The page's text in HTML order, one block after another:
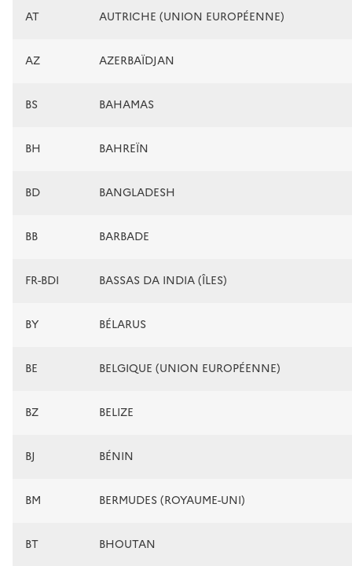
AT AUTRICHE (UNION EUROPÉENNE)
AZ AZERBAÏDJAN
BS BAHAMAS
BH BAHREÏN
BD BANGLADESH
BB BARBADE
FR-BDI BASSAS DA INDIA (ÎLES)
BY BÉLARUS
BE BELGIQUE (UNION EUROPÉENNE)
BZ BELIZE
BJ BÉNIN
BM BERMUDES (ROYAUME-UNI)
BT BHOUTAN